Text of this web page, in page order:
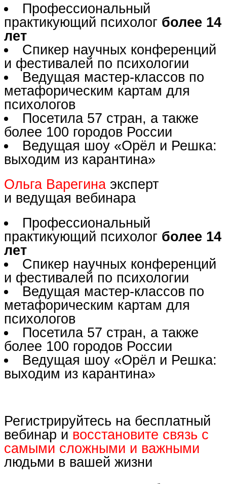
Профессиональный
практикующий психолог более 14
лет
Спикер научных конференций
и фестивалей по психологии
Ведущая мастер-классов по
метафорическим картам для
психологов
Посетила 57 стран, а также
более 100 городов России
Ведущая шоу «Орёл и Решка:
выходим из карантина»
Ольга Варегина эксперт
и ведущая вебинара
Профессиональный
практикующий психолог более 14
лет
Спикер научных конференций
и фестивалей по психологии
Ведущая мастер-классов по
метафорическим картам для
психологов
Посетила 57 стран, а также
более 100 городов России
Ведущая шоу «Орёл и Решка:
выходим из карантина»
Регистрируйтесь на бесплатный
вебинар и восстановите связь с
самыми сложными и важными
людьми в вашей жизни